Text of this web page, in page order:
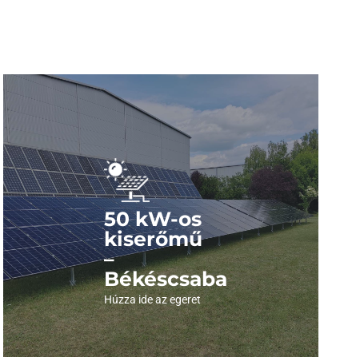
50 kW-os
kiserőmű
–
Békéscsaba
Húzza ide az egeret
Nézze meg a képeket!
Kattintson és nézze meg fotóinkat az erőműről!
Megnézem a képeket